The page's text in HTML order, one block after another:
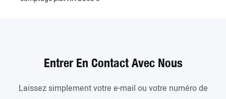
Entrer En Contact Avec Nous
Laissez simplement votre e-mail ou votre numéro de